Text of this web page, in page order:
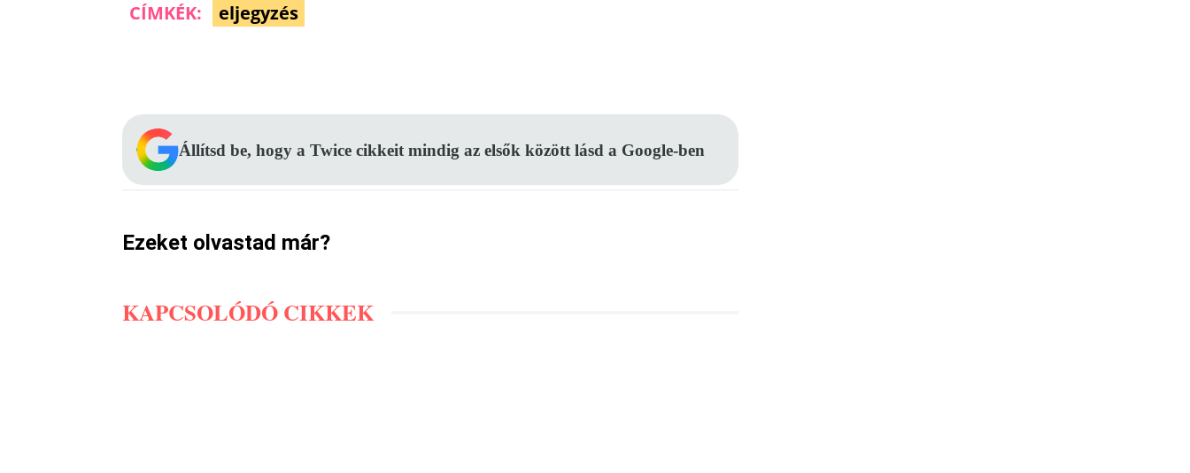
CÍMKÉK: eljegyzés
Állítsd be, hogy a Twice cikkeit mindig az elsők között lásd a Google-ben
Ezeket olvastad már?
KAPCSOLÓDÓ CIKKEK